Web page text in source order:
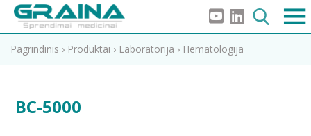
Pagrindinis › Produktai › Laboratorija › Hematologija
BC-5000